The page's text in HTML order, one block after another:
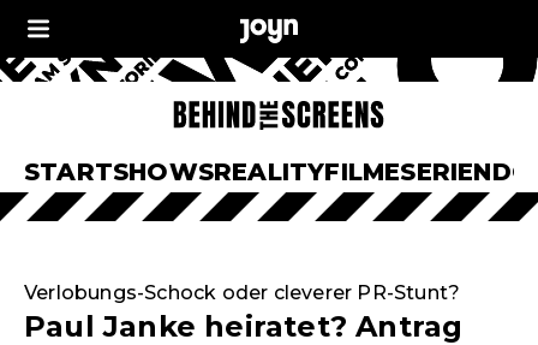
STARTSHOWSREALITYFILMESERIEN
Verlobungs-Schock oder cleverer PR-Stunt?
Paul Janke heiratet? Antrag